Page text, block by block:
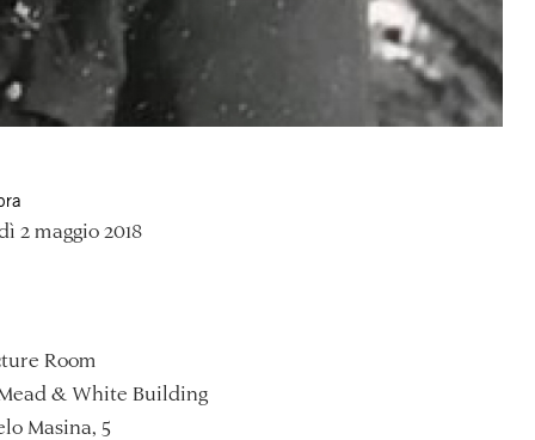
2 maggio 2018
Room
& White Building
Masina, 5